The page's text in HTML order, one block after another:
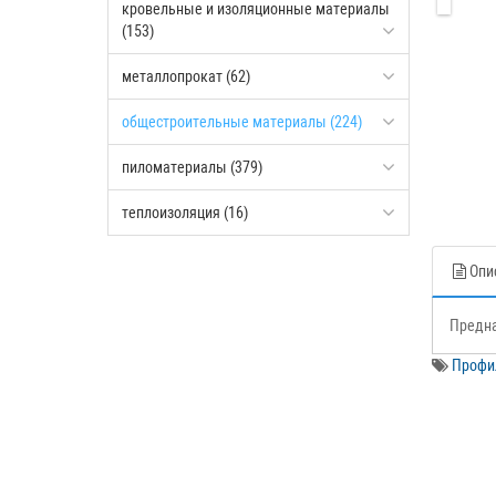
кровельные и изоляционные материалы
(153)
металлопрокат (62)
общестроительные материалы (224)
пиломатериалы (379)
теплоизоляция (16)